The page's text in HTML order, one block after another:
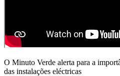
O Minuto Verde alerta para a
das instalações eléctricas